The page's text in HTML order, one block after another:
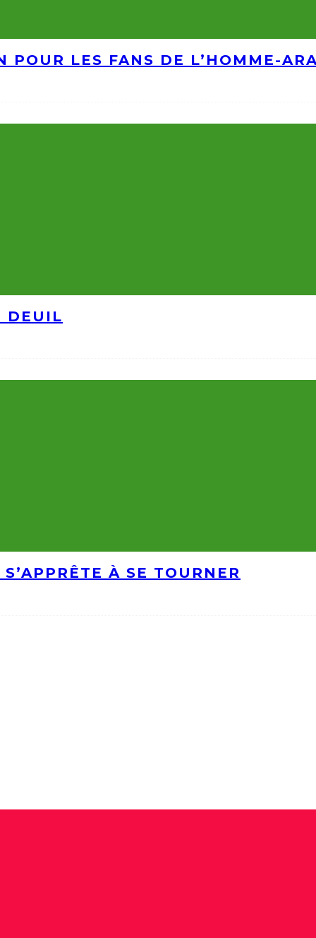
POUR LES FANS DE L’HOMME-
DEUIL
À SE TOURNER